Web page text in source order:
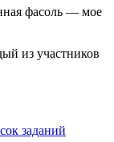
фасоль — мое
из участников
заданий